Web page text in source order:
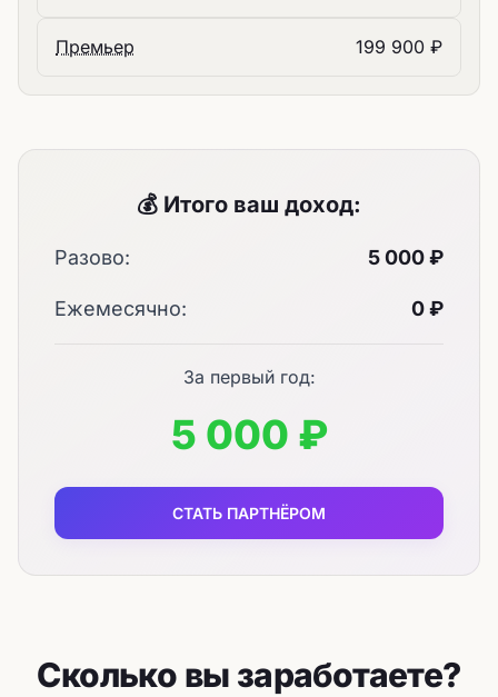
Премьер 199 900 ₽
💰 Итого ваш доход:
Разово: 5 000 ₽
Ежемесячно: 0 ₽
За первый год:
5 000 ₽
СТАТЬ ПАРТНЁРОМ
Сколько вы заработаете?